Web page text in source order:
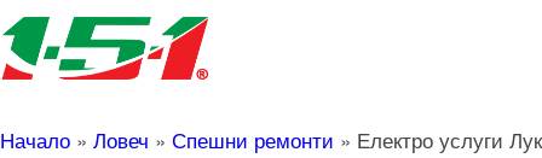
Начало » Ловеч » Спешни ремонти » Електро услуги